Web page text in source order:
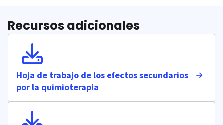
Recursos adicionales
Hoja de trabajo de los efectos secundarios
por la quimioterapia